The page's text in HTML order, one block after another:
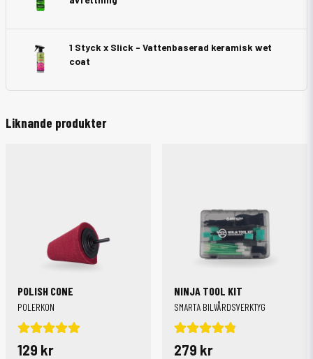
1 Styck x Slick - Vattenbaserad keramisk wet
coat
Liknande produkter
POLISH CONE
POLERKON
129 kr
NINJA TOOL KIT
SMARTA BILVÅRDSVERKTYG
279 kr